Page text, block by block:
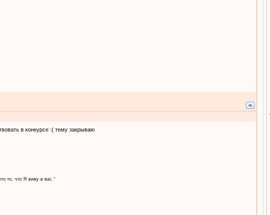
в конкурсе :( тему закрываю
то, что Я вижу в вас."